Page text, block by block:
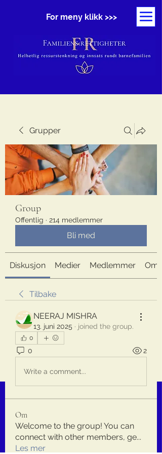
For meny klikk >>>
Grupper
Group
Offentlig · 214 medlemmer
Bli med
Diskusjon Medier Medlemmer Om
Tilbake
NEERAJ MISHRA
13. juni 2025 · joined the group.
0
0 2
Write a comment...
Om
Welcome to the group! You can
connect with other members, ge...
Les mer